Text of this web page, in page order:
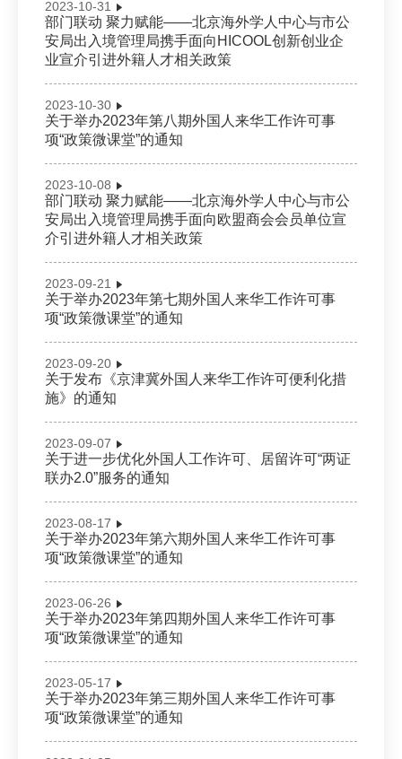
2023-10-31
部门联动 聚力赋能——北京海外学人中心与市公
安局出入境管理局携手面向HICOOL创新创业企
业宣介引进外籍人才相关政策
2023-10-30
关于举办2023年第八期外国人来华工作许可事
项“政策微课堂”的通知
2023-10-08
部门联动 聚力赋能——北京海外学人中心与市公
安局出入境管理局携手面向欧盟商会会员单位宣
介引进外籍人才相关政策
2023-09-21
关于举办2023年第七期外国人来华工作许可事
项“政策微课堂”的通知
2023-09-20
关于发布《京津冀外国人来华工作许可便利化措
施》的通知
2023-09-07
关于进一步优化外国人工作许可、居留许可“两证
联办2.0”服务的通知
2023-08-17
关于举办2023年第六期外国人来华工作许可事
项“政策微课堂”的通知
2023-06-26
关于举办2023年第四期外国人来华工作许可事
项“政策微课堂”的通知
2023-05-17
关于举办2023年第三期外国人来华工作许可事
项“政策微课堂”的通知